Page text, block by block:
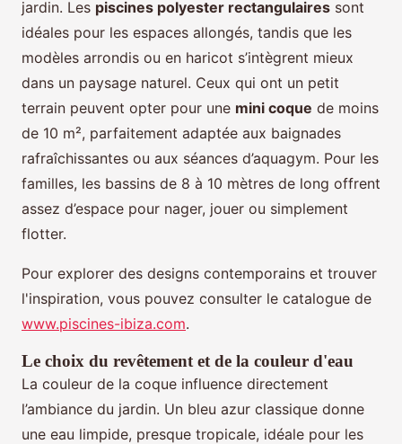
jardin. Les piscines polyester rectangulaires sont
idéales pour les espaces allongés, tandis que les
modèles arrondis ou en haricot s’intègrent mieux
dans un paysage naturel. Ceux qui ont un petit
terrain peuvent opter pour une mini coque de moins
de 10 m², parfaitement adaptée aux baignades
rafraîchissantes ou aux séances d’aquagym. Pour les
familles, les bassins de 8 à 10 mètres de long offrent
assez d’espace pour nager, jouer ou simplement
flotter.
Pour explorer des designs contemporains et trouver
l'inspiration, vous pouvez consulter le catalogue de
www.piscines-ibiza.com.
Le choix du revêtement et de la couleur d'eau
La couleur de la coque influence directement
l’ambiance du jardin. Un bleu azur classique donne
une eau limpide, presque tropicale, idéale pour les